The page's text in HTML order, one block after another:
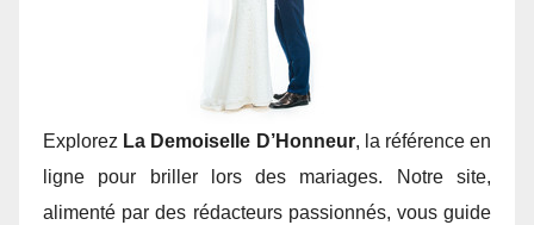
Explorez La Demoiselle D’Honneur, la référence en
ligne pour briller lors des mariages. Notre site,
alimenté par des rédacteurs passionnés, vous guide